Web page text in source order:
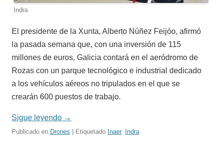
Indra
El presidente de la Xunta, Alberto Núñez Feijóo, afirmó
la pasada semana que, con una inversión de 115
millones de euros, Galicia contará en el aeródromo de
Rozas con un parque tecnológico e industrial dedicado
a los vehículos aéreos no tripulados en el que se
crearán 600 puestos de trabajo.
Sigue leyendo →
Publicado en Drones | Etiquetado Inaer, Indra